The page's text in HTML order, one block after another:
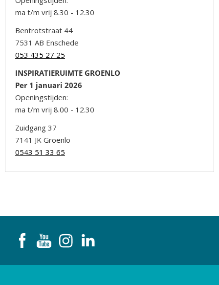
ma t/m vrij 8.30 - 12.30
Bentrotstraat 44
7531 AB Enschede
053 435 27 25
INSPIRATIERUIMTE GROENLO
Per 1 januari 2026
Openingstijden:
ma t/m vrij 8.00 - 12.30
Zuidgang 37
7141 JK Groenlo
0543 51 33 65